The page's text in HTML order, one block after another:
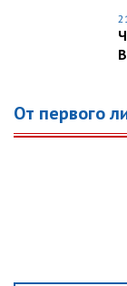
От первого